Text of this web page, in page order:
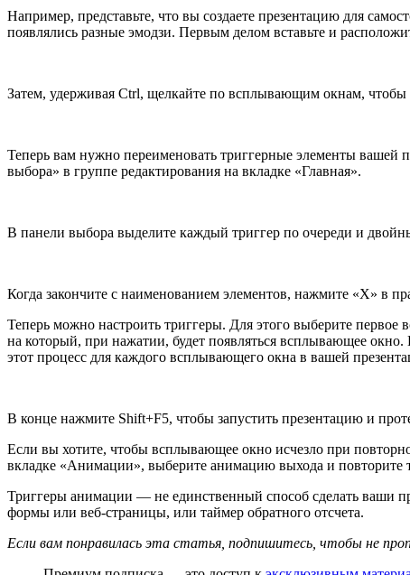
Например, представьте, что вы создаете презентацию для
появлялись разные эмодзи. Первым делом вставьте и
Затем, удерживая Ctrl, щелкайте по всплывающим окнам,
Теперь вам нужно переименовать триггерные элементы вашей
выбора» в группе редактирования на вкладке «Главная».
В панели выбора выделите каждый триггер по очереди и
Когда закончите с наименованием элементов, нажмите «X» в
Теперь можно настроить триггеры. Для этого выберите
на который, при нажатии, будет появляться всплывающее
этот процесс для каждого всплывающего окна в вашей
В конце нажмите Shift+F5, чтобы запустить презентацию и
Если вы хотите, чтобы всплывающее окно исчезло при
вкладке «Анимации», выберите анимацию выхода и повторите
Триггеры анимации — не единственный способ сделать ваши
формы или веб-страницы, или таймер обратного отсчета.
Если вам понравилась эта статья, подпишитесь, чтобы не